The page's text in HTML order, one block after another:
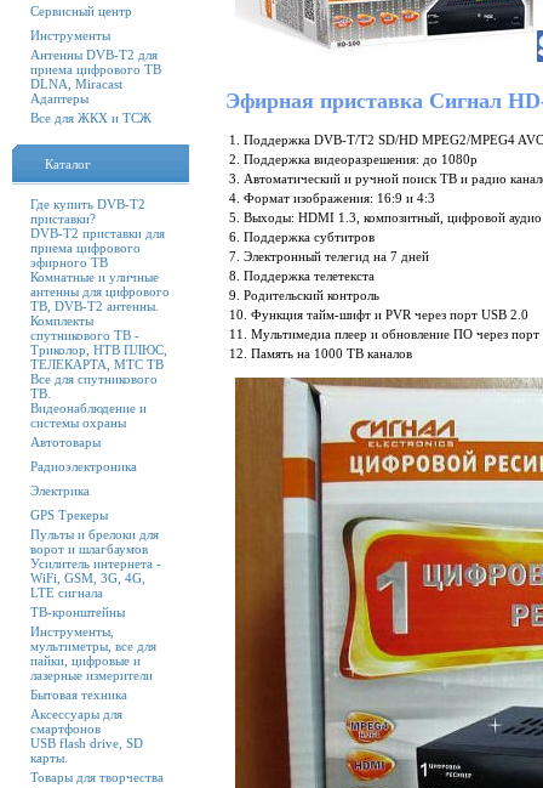
Сервисный центр
Инструменты
Антенны DVB-T2 для
приема цифрового ТВ
DLNA, Miracast
Адаптеры
Все для ЖКХ и ТСЖ
Каталог
Где купить DVB-T2
приставки?
DVB-T2 приставки для
приема цифрового
эфирного ТВ
Комнатные и уличные
антенны для цифрового
ТВ, DVB-T2 антенны.
Комплекты
спутникового ТВ -
Триколор, НТВ ПЛЮС,
ТЕЛЕКАРТА, МТС ТВ
Все для спутникового
ТВ.
Видеонаблюдение и
системы охраны
Автотовары
Радиоэлектроника
Электрика
GPS Трекеры
Пульты и брелоки для
ворот и шлагбаумов
Усилитель интернета -
WiFi, GSM, 3G, 4G,
LTE сигнала
ТВ-кронштейны
Инструменты,
мультиметры, все для
пайки, цифровые и
лазерные измерители
Бытовая техника
Аксессуары для
смартфонов
USB flash drive, SD
карты.
Товары для творчества
Эфирная приставка Сигнал
1. Поддержка DVB-T/T2 SD/HD MPEG2/MPEG4
2. Поддержка видеоразрешения: до 1080p
3. Автоматический и ручной поиск ТВ и радио
4. Формат изображения: 16:9 и 4:3
5. Выходы: HDMI 1.3, композитный, цифровой
6. Поддержка субтитров
7. Электронный телегид на 7 дней
8. Поддержка телетекста
9. Родительский контроль
10. Функция тайм-шифт и PVR через порт USB 2.0
11. Мультимедиа плеер и обновление ПО через порт
12. Память на 1000 ТВ каналов